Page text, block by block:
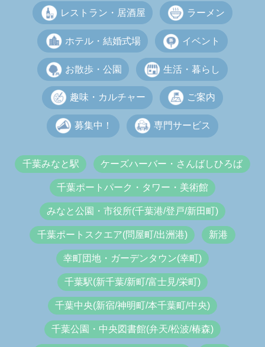
レストラン・居酒屋 ラーメン
ホテル・結婚式場 イベント
お散歩・公園 生活・暮らし
趣味・カルチャー ご案内
募集中！ 専門サービス
千葉みなと駅 ケーズハーバー・さんばしひろば
千葉ポートパーク・タワー・美術館
みなと公園・市役所(千葉港/登戸/新田町)
千葉ポートスクエア(問屋町/出洲港) 新港
幸町団地・ガーデンタウン(幸町)
千葉駅(新千葉/新町/富士見/栄町)
千葉中央(新宿/神明町/本千葉町/中央)
千葉公園・中央図書館(弁天/松波/椿森)